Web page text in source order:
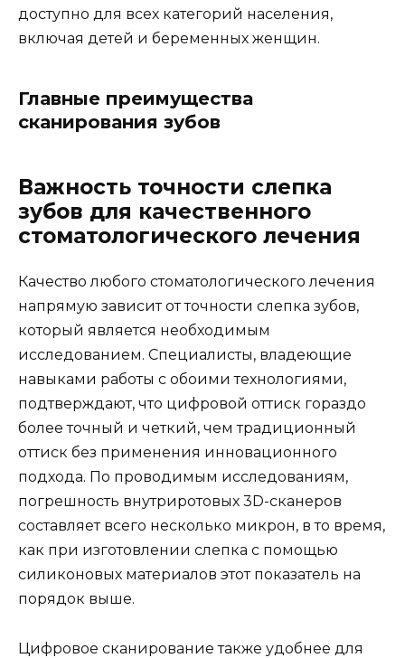
доступно для всех категорий населения,
включая детей и беременных женщин.
Главные преимущества
сканирования зубов
Важность точности слепка
зубов для качественного
стоматологического лечения
Качество любого стоматологического лечения
напрямую зависит от точности слепка зубов,
который является необходимым
исследованием. Специалисты, владеющие
навыками работы с обоими технологиями,
подтверждают, что цифровой оттиск гораздо
более точный и четкий, чем традиционный
оттиск без применения инновационного
подхода. По проводимым исследованиям,
погрешность внутриротовых 3D-сканеров
составляет всего несколько микрон, в то время,
как при изготовлении слепка с помощью
силиконовых материалов этот показатель на
порядок выше.
Цифровое сканирование также удобнее для